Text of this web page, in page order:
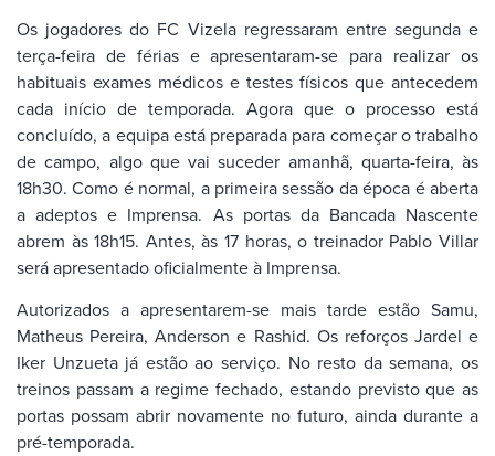
Os jogadores do FC Vizela regressaram entre segunda e
terça-feira de férias e apresentaram-se para realizar os
habituais exames médicos e testes físicos que antecedem
cada início de temporada. Agora que o processo está
concluído, a equipa está preparada para começar o trabalho
de campo, algo que vai suceder amanhã, quarta-feira, às
18h30. Como é normal, a primeira sessão da época é aberta
a adeptos e Imprensa. As portas da Bancada Nascente
abrem às 18h15. Antes, às 17 horas, o treinador Pablo Villar
será apresentado oficialmente à Imprensa.
Autorizados a apresentarem-se mais tarde estão Samu,
Matheus Pereira, Anderson e Rashid. Os reforços Jardel e
Iker Unzueta já estão ao serviço. No resto da semana, os
treinos passam a regime fechado, estando previsto que as
portas possam abrir novamente no futuro, ainda durante a
pré-temporada.